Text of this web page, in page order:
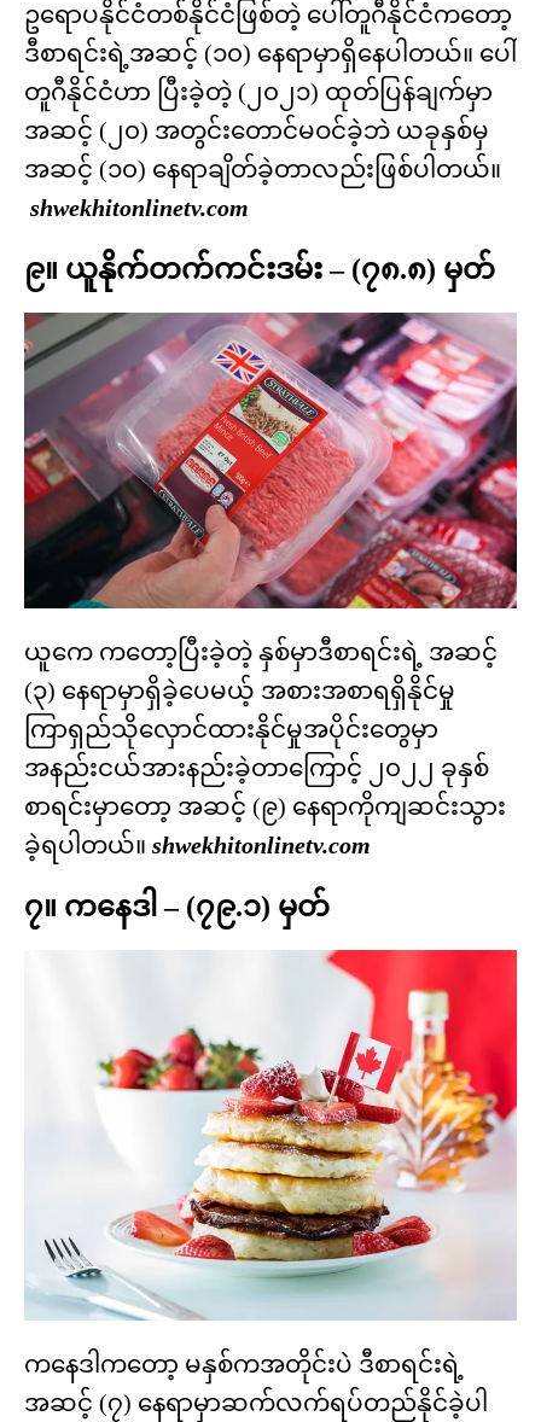
ဥရောပနိုင်ငံတစ်နိုင်ငံဖြစ်တဲ့ ပေါ်တူဂီနိုင်ငံကတော့
ဒီစာရင်းရဲ့အဆင့် (၁၀) နေရာမှာရှိနေပါတယ်။ ပေါ်
တူဂီနိုင်ငံဟာ ပြီးခဲ့တဲ့ (၂၀၂၁) ထုတ်ပြန်ချက်မှာ
အဆင့် (၂၀) အတွင်းတောင်မဝင်ခဲ့ဘဲ ယခုနှစ်မှ
အဆင့် (၁၀) နေရာချိတ်ခဲ့တာလည်းဖြစ်ပါတယ်။
shwekhitonlinetv.com
၉။ ယူနိုက်တက်ကင်းဒမ်း – (၇၈.၈) မှတ်
ယူကေ ကတော့ပြီးခဲ့တဲ့ နှစ်မှာဒီစာရင်းရဲ့ အဆင့်
(၃) နေရာမှာရှိခဲ့ပေမယ့် အစားအစာရရှိနိုင်မှု
ကြာရှည်သိုလှောင်ထားနိုင်မှုအပိုင်းတွေမှာ
အနည်းငယ်အားနည်းခဲ့တာကြောင့် ၂၀၂၂ ခုနှစ်
စာရင်းမှာတော့ အဆင့် (၉) နေရာကိုကျဆင်းသွား
ခဲ့ရပါတယ်။ shwekhitonlinetv.com
၇။ ကနေဒါ – (၇၉.၁) မှတ်
ကနေဒါကတော့ မနှစ်ကအတိုင်းပဲ ဒီစာရင်းရဲ့
အဆင့် (၇) နေရာမှာဆက်လက်ရပ်တည်နိုင်ခဲ့ပါ